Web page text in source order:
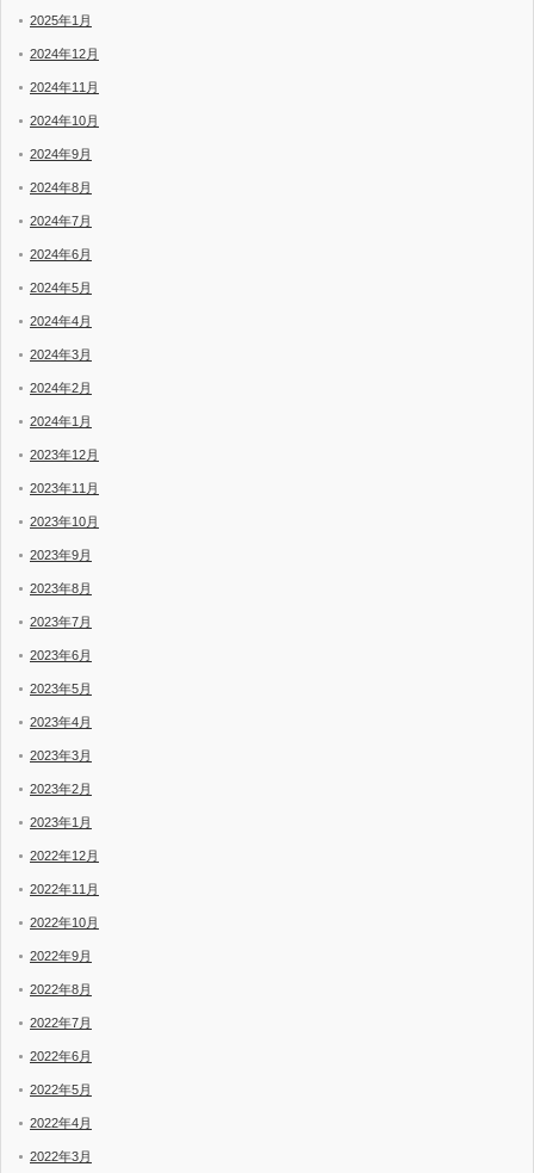
2025年1月
2024年12月
2024年11月
2024年10月
2024年9月
2024年8月
2024年7月
2024年6月
2024年5月
2024年4月
2024年3月
2024年2月
2024年1月
2023年12月
2023年11月
2023年10月
2023年9月
2023年8月
2023年7月
2023年6月
2023年5月
2023年4月
2023年3月
2023年2月
2023年1月
2022年12月
2022年11月
2022年10月
2022年9月
2022年8月
2022年7月
2022年6月
2022年5月
2022年4月
2022年3月